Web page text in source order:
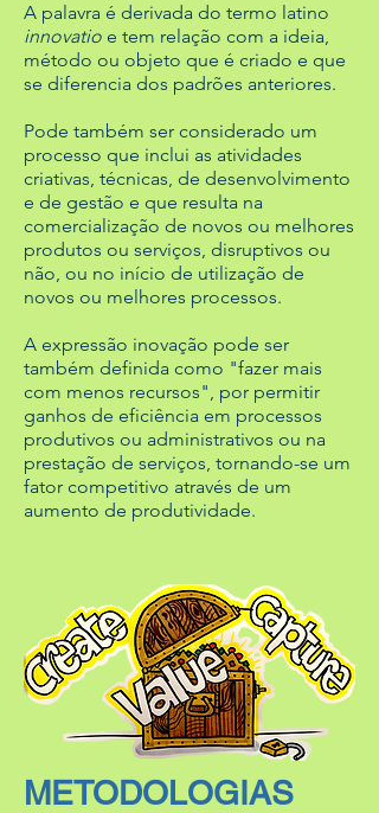
A palavra é derivada do termo latino
innovatio e tem relação com a ideia,
método ou objeto que é criado e que
se diferencia dos padrões anteriores.
Pode também ser considerado um
processo que inclui as atividades
criativas, técnicas, de desenvolvimento
e de gestão e que resulta na
comercialização de novos ou melhores
produtos ou serviços, disruptivos ou
não, ou no início de utilização de
novos ou melhores processos.
A expressão inovação pode ser
também definida como "fazer mais
com menos recursos", por permitir
ganhos de eficiência em processos
produtivos ou administrativos ou na
prestação de serviços, tornando-se um
fator competitivo através de um
aumento de produtividade.
METODOLOGIAS